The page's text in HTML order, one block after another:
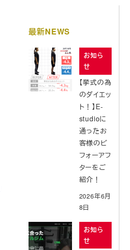
最新NEWS
お知ら
せ
【挙式の為
のダイエッ
ト！】E-
studioに
通ったお
客様のビ
フォーアフ
ターをご
紹介！
2026年6月
8日
お知ら
せ